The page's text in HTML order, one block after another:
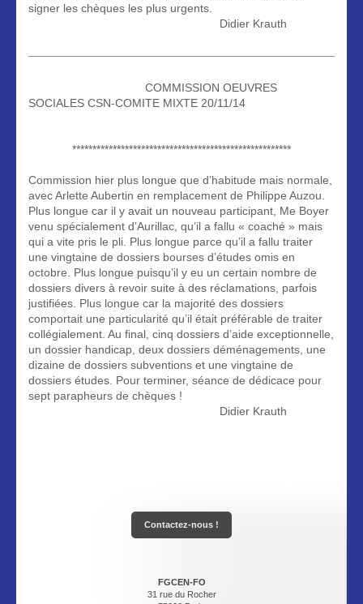
signer les chèques les plus urgents.
Didier Krauth
COMMISSION OEUVRES
SOCIALES CSN-COMITE MIXTE 20/11/14
******************************************************
Commission hier plus longue que d’habitude mais normale,
avec Arlette Aubertin en remplacement de Philippe Auzou.
Plus longue car il y avait un nouveau participant, Me Boyer
venu spécialement d’Aurillac, qu’il a fallu « coaché » mais
qui a vite pris le pli. Plus longue parce qu’il a fallu traiter
une vingtaine de dossiers bourses d’études omis en
octobre. Plus longue puisqu’il y eu un certain nombre de
dossiers divers à revoir suite à des réclamations, parfois
justifiées. Plus longue car la majorité des dossiers
comportait une particularité qu’il était préférable de traiter
collégialement. Au final, cinq dossiers d’aide exceptionnelle,
un dossier handicap, deux dossiers déménagements, une
dizaine de dossiers subventions et une vingtaine de
dossiers études. Pour terminer, séance de dédicace pour
sept parapheurs de chèques !
Didier Krauth
Contactez-nous !
FGCEN-FO
31 rue du Rocher